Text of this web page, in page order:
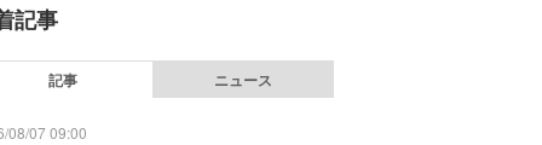
記事
記事 ニュース
08/07 09:00